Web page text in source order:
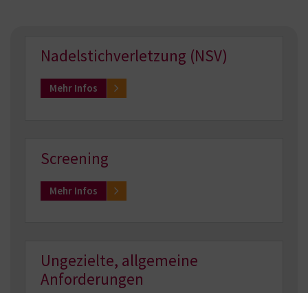
Nadelstichverletzung (NSV)
Mehr Infos
Screening
Mehr Infos
Ungezielte, allgemeine
Anforderungen